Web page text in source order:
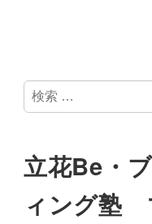
検
索
立花Be・
ィング塾